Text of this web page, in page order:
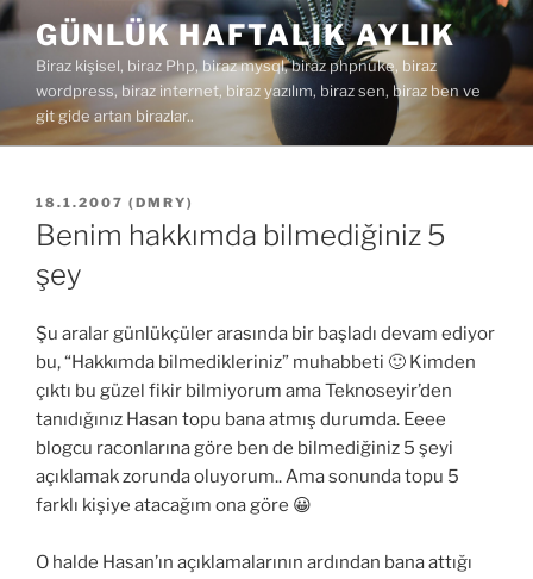
İçeriğe
geç
GÜNLÜK HAFTALIK AYLIK
Biraz kişisel, biraz Php, biraz mysql, biraz phpnuke, biraz
wordpress, biraz internet, biraz yazılım, biraz sen, biraz ben ve
git gide artan birazlar..
YAYIM
TARIHI
18.1.2007 ( DMRY)
Benim hakkımda bilmediğiniz 5
şey
Şu aralar günlükçüler arasında bir başladı devam ediyor
bu, “Hakkımda bilmedikleriniz” muhabbeti 🙂 Kimden
çıktı bu güzel fikir bilmiyorum ama Teknoseyir’den
tanıdığınız Hasan topu bana atmış durumda. Eeee
blogcu raconlarına göre ben de bilmediğiniz 5 şeyi
açıklamak zorunda oluyorum.. Ama sonunda topu 5
farklı kişiye atacağım ona göre 😀
O halde Hasan’ın açıklamalarının ardından bana attığı